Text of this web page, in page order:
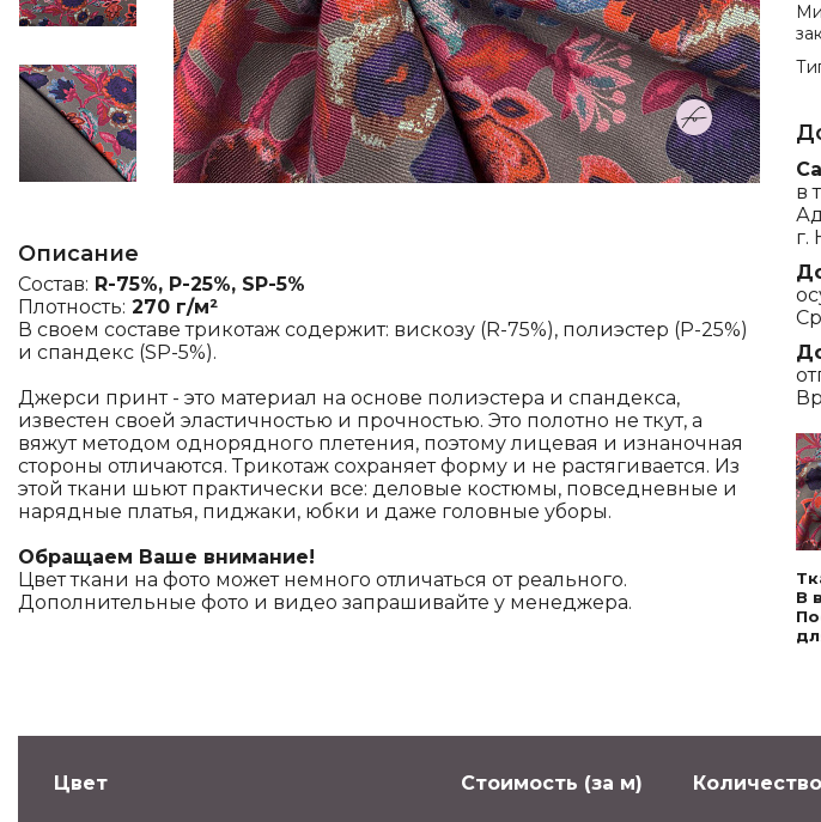
Описание
Состав: R-75%, P-25%, SP-5%
Плотность: 270 г/м²
В своем составе трикотаж содержит: вискозу (R-75%), полиэстер (P-25%)
и спандекс (SP-5%).
Джерси принт - это материал на основе полиэстера и спандекса,
известен своей эластичностью и прочностью. Это полотно не ткут, а
вяжут методом однорядного плетения, поэтому лицевая и изнаночная
стороны отличаются. Трикотаж сохраняет форму и не растягивается. Из
этой ткани шьют практически все: деловые костюмы, повседневные и
нарядные платья, пиджаки, юбки и даже головные уборы.
Обращаем Ваше внимание!
Цвет ткани на фото может немного отличаться от реального.
Дополнительные фото и видео запрашивайте у менеджера.
в
г.
В
Цвет Стоимость (за м)